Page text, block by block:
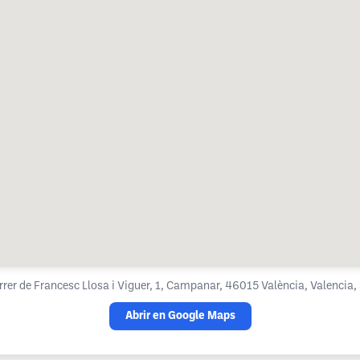
de Francesc Llosa i Viguer, 1, Campanar, 46015 València, Valencia,
Abrir en Google Maps